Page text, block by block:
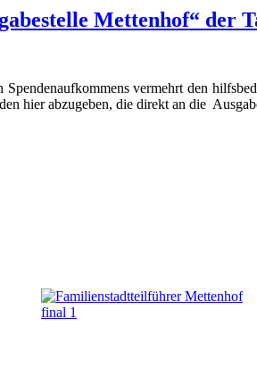
Mettenhof“ der
vermehrt den
hier abzugeben, die direkt an die